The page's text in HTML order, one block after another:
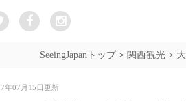
SeeingJapanトップ> 関西観光>
年07月15日更新